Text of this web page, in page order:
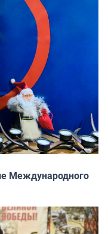
Международного